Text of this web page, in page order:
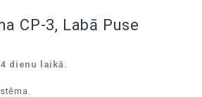
CP-3, Labā Puse
dienu laikā.